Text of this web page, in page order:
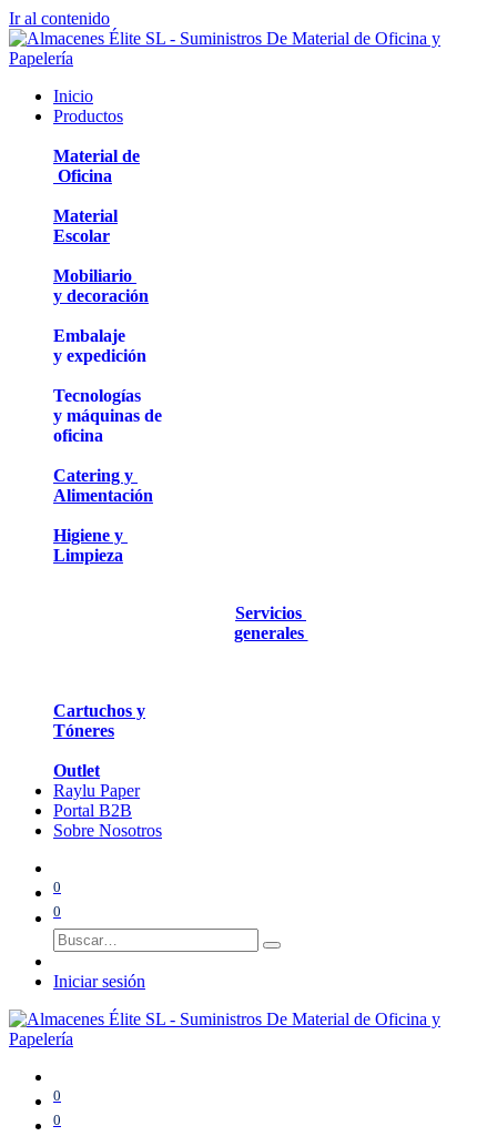
Ir al contenido
Inicio
Productos
Material de
Oficina
Material
Escolar
Mobiliario
y decoración
Embalaje
y expedición
Tecnologías
y máquinas de
oficina
Catering y
Alimentación
Higiene y
Limpieza
Servicios
generales
Cartuchos y
Tóneres
Outlet
Raylu Paper
Portal B2B
Sobre Nosotros
0
0
Iniciar sesión
0
0